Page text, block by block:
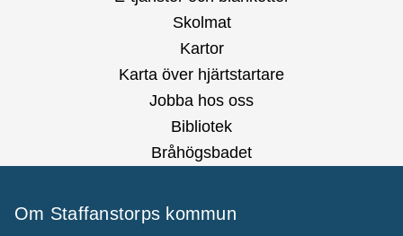
Skolmat
Kartor
Karta över hjärtstartare
Jobba hos oss
Bibliotek
Bråhögsbadet
Om Staffanstorps kommun